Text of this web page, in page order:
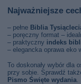
Najważniejsze
– pełne Biblia
– poręczny format –
– praktyczny indeks
– elegancka oprawa eko
To doskonały wybór dla
przy sobie. Sprawdź
Pismo Święte wydania.